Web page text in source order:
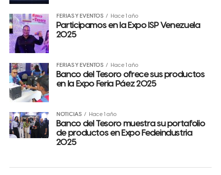
FERIAS Y EVENTOS Hace 1 año
Participamos en la Expo ISP Venezuela
2025
FERIAS Y EVENTOS Hace 1 año
Banco del Tesoro ofrece sus productos
en la Expo Feria Páez 2025
NOTICIAS Hace 1 año
Banco del Tesoro muestra su portafolio
de productos en Expo Fedeindustria
2025